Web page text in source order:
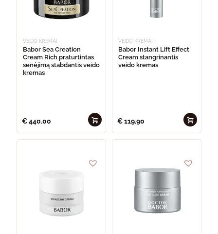
VEIDO KREMAI
Babor Sea Creation
Cream Rich praturtintas
senėjimą stabdantis veido
kremas
€440.00
VEIDO KREMAI
Babor Instant Lift Effect
Cream stangrinantis
veido kremas
€119.90